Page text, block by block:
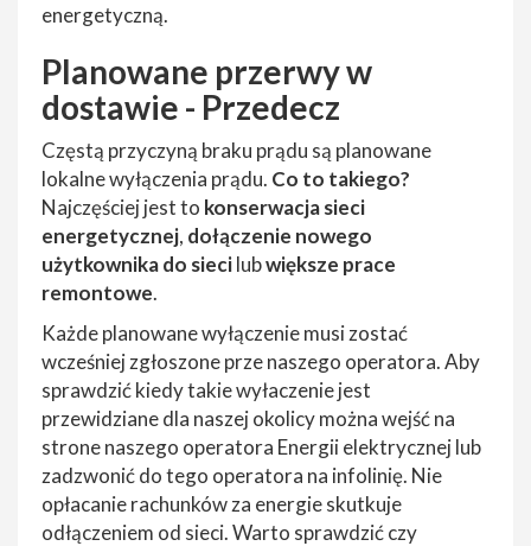
energetyczną.
Planowane przerwy w
dostawie - Przedecz
Częstą przyczyną braku prądu są planowane
lokalne wyłączenia prądu. Co to takiego?
Najczęściej jest to konserwacja sieci
energetycznej, dołączenie nowego
użytkownika do siecilubwiększe prace
remontowe.
Każde planowane wyłączenie musi zostać
wcześniej zgłoszone prze naszego operatora. Aby
sprawdzić kiedy takie wyłaczenie jest
przewidziane dla naszej okolicy można wejść na
strone naszego operatora Energii elektrycznej lub
zadzwonić do tego operatora na infolinię. Nie
opłacanie rachunków za energie skutkuje
odłączeniem od sieci. Warto sprawdzić czy